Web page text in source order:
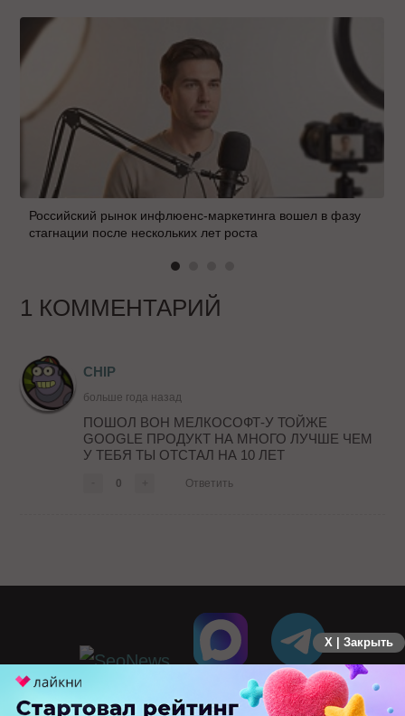
Российский рынок инфлюенс-маркетинга вошел в фазу
стагнации после нескольких лет роста
1 КОММЕНТАРИЙ
CHIP
больше года назад
ПОШОЛ ВОН МЕЛКОСОФТ-У ТОЙЖЕ
GOOGLE ПРОДУКТ НА МНОГО ЛУЧШЕ ЧЕМ
У ТЕБЯ ТЫ ОТСТАЛ НА 10 ЛЕТ
0 Ответить
X | Закрыть
ПЕРЕЙТИ НА ПОЛНУЮ ВЕРСИЮ